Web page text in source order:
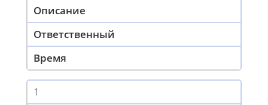
Описание
Ответственный
Время
1